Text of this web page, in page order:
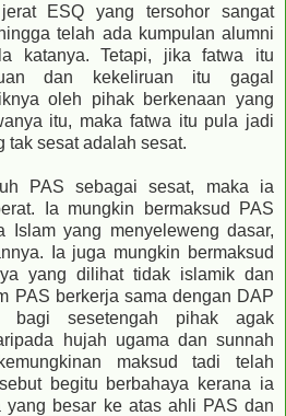
ESQ yang tersohor sangat
telah ada kumpulan alumni
katanya. Tetapi, jika fatwa itu
dan kekeliruan itu gagal
oleh pihak berkenaan yang
itu, maka fatwa itu pula jadi
tak sesat adalah sesat.
PAS sebagai sesat, maka ia
Ia mungkin bermaksud PAS
Islam yang menyeleweng dasar,
Ia juga mungkin bermaksud
yang dilihat tidak islamik dan
PAS berkerja sama dengan DAP
bagi sesetengah pihak agak
hujah ugama dan sunnah
maksud tadi telah
begitu berbahaya kerana ia
yang besar ke atas ahli PAS dan